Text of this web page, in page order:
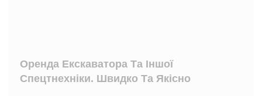
Оренда Екскаватора Та Іншої
Спецтнехніки. Швидко Та Якісно